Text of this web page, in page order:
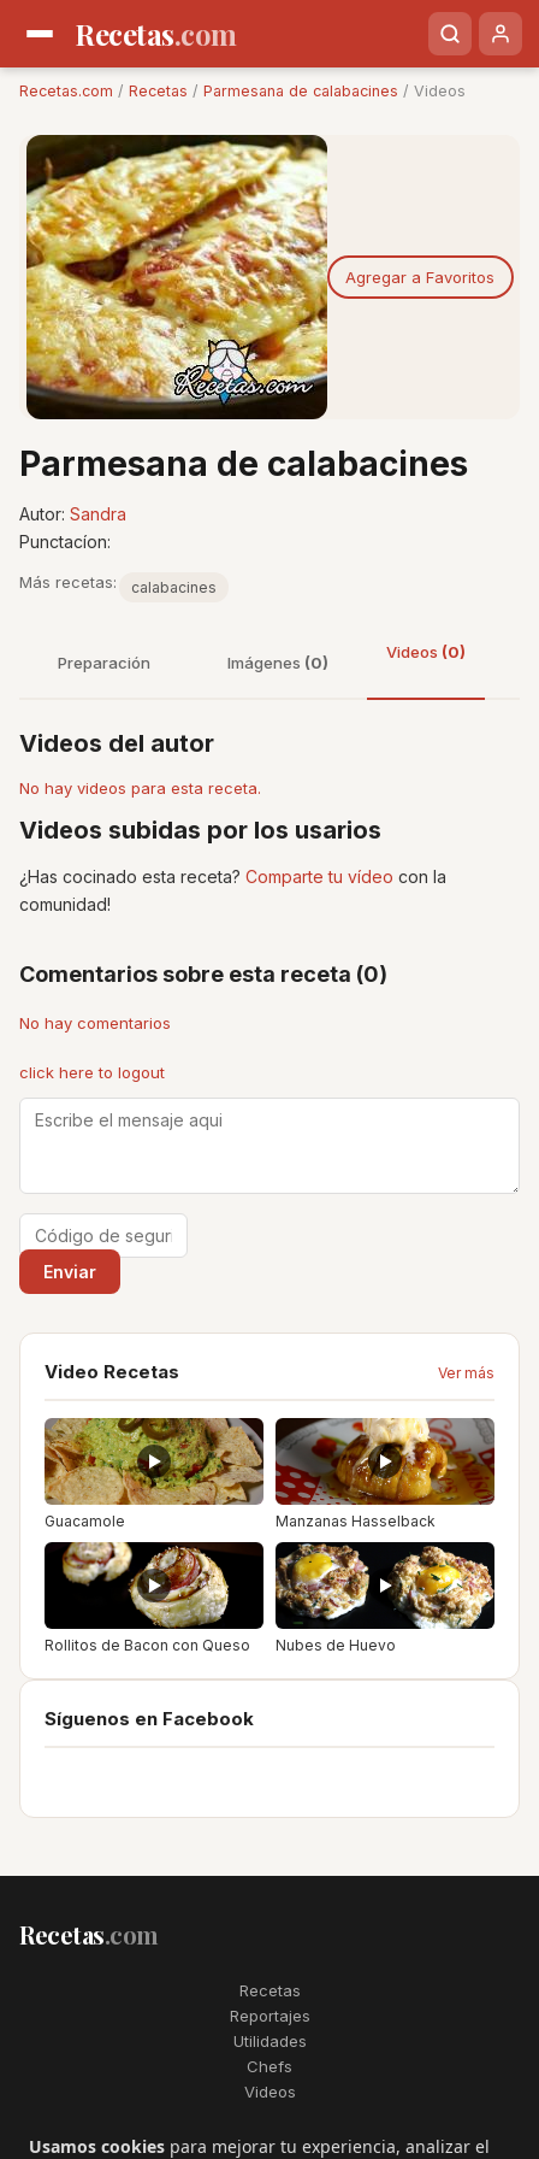
Recetas.com
Recetas.com / Recetas / Parmesana de calabacines / Videos
Agregar a Favoritos
Parmesana de calabacines
Autor: Sandra
Punctacíon:
Más recetas: calabacines
Preparación Imágenes (0)
Videos (0)
Videos del autor
No hay videos para esta receta.
Videos subidas por los usarios
¿Has cocinado esta receta? Comparte tu vídeo con la
comunidad!
Comentarios sobre esta receta (0)
No hay comentarios
click here to logout
Video Recetas Ver más
Guacamole Manzanas Hasselback
Rollitos de Bacon con Queso Nubes de Huevo
Síguenos en Facebook
Recetas.com
Recetas
Reportajes
Utilidades
Chefs
Videos
2006–2026. Todos los derechos reservados. Recetas.com es una
Usamos cookies para mejorar tu experiencia, analizar el